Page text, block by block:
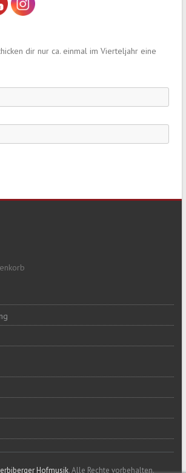
dir nur ca. einmal im Vierteljahr eine
Hofmusik. Alle Rechte vorbehalten.